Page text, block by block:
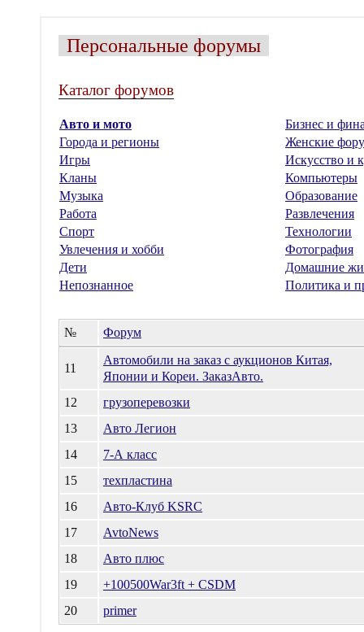
Персональные форумы
Каталог форумов
Авто и мото
Бизнес и
Города и регионы
Женские
Игры
Искусство и
Кланы
Компьютеры
Музыка
Образование
Работа
Развлечения
Спорт
Технологии
Увлечения и хобби
Фотография
Дети
Домашние
Непознанное
Политика и
№ Форум
11
Автомобили на заказ с аукционов Китая,
Японии и Кореи. ЗаказАвто.
12
грузоперевозки
13
Авто Легион
14
7-А класс
15
техпластина
16
Авто-Клуб KSRC
17
AvtoNews
18
Авто плюс
19
+100500War3ft + CSDM
20
primer